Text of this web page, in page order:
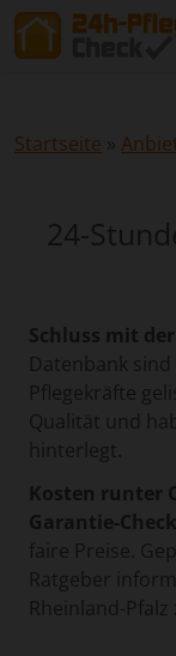
Startseite »
24-
Schluss mit
Datenbank
Pflegekräfte
Qualität und
hinterlegt.
Kosten runter
Garantie-Check
faire Preise.
Ratgeber
Rheinland-